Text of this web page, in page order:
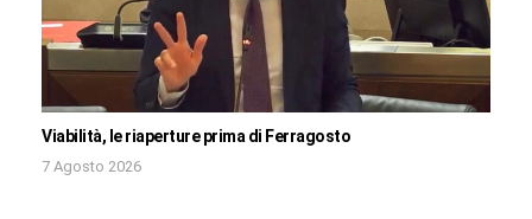
Viabilità, le riaperture prima di Ferragosto
7 Agosto 2026